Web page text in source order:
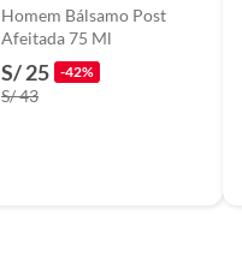
Homem Bálsamo Post
Afeitada 75 Ml
S/ 25 -42%
S/ 43